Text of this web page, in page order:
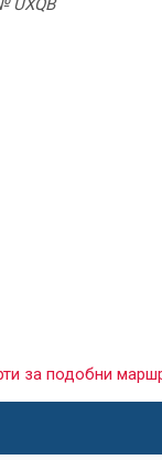
UXQB
за подобни